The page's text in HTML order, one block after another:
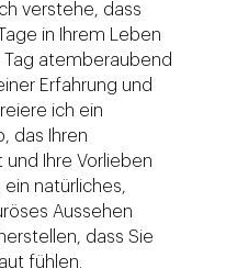
verstehe, dass
in Ihrem Leben
Tag atemberaubend
Erfahrung und
ich ein
das Ihren
und Ihre Vorlieben
ein natürliches,
Aussehen
dass Sie
fühlen.